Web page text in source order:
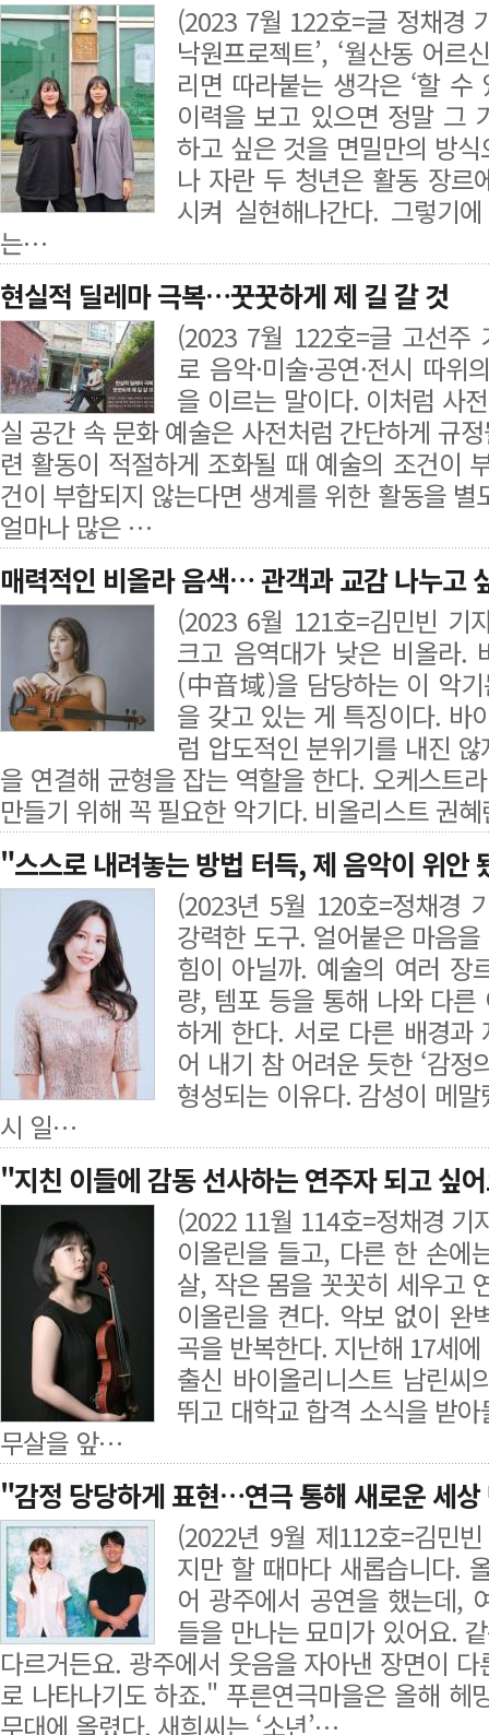
(2023 7월 122호=글 정채경
낙원프로젝트’, ‘월산동 어르
리면 따라붙는 생각은 ‘할 수
이력을 보고 있으면 정말 그
하고 싶은 것을 면밀만의 방
나 자란 두 청년은 활동 장르
시켜 실현해나간다. 그렇기
는…
현실적 딜레마 극복…꿋꿋하게 제 길 갈 것
(2023 7월 122호=글 고선주
로 음악·미술·공연·전시 따
을 이르는 말이다. 이처럼 사
실 공간 속 문화 예술은 사전처럼 간단하게 규
련 활동이 적절하게 조화될 때 예술의 조건이
건이 부합되지 않는다면 생계를 위한 활동을
얼마나 많은 …
매력적인 비올라 음색… 관객과 교감 나누고
(2023 6월 121호=김민빈 기
크고 음역대가 낮은 비올라.
(中音域)을 담당하는 이 악
을 갖고 있는 게 특징이다. 바
럼 압도적인 분위기를 내진
을 연결해 균형을 잡는 역할을 한다. 오케스트
만들기 위해 꼭 필요한 악기다. 비올리스트 권
"스스로 내려놓는 방법 터득, 제 음악이 위안
(2023년 5월 120호=정채경
강력한 도구. 얼어붙은 마음
힘이 아닐까. 예술의 여러 장
량, 템포 등을 통해 나와 다
하게 한다. 서로 다른 배경과
어 내기 참 어려운 듯한 ‘감정
형성되는 이유다. 감성이 메
시 일…
"지친 이들에 감동 선사하는 연주자 되고 싶
(2022 11월 114호=정채경 기
이올린을 들고, 다른 한 손
살, 작은 몸을 꼿꼿히 세우고
이올린을 켠다. 악보 없이 완
곡을 반복한다. 지난해 17세
출신 바이올리니스트 남린씨
뛰고 대학교 합격 소식을 받
무살을 앞…
"감정 당당하게 표현…연극 통해 새로운 세
(2022년 9월 제112호=김민
지만 할 때마다 새롭습니다.
어 광주에서 공연을 했는데,
들을 만나는 묘미가 있어요.
다르거든요. 광주에서 웃음을 자아낸 장면이
로 나타나기도 하죠." 푸른연극마을은 올해 헤
무대에 올렸다. 새희씨는 ‘소년’…